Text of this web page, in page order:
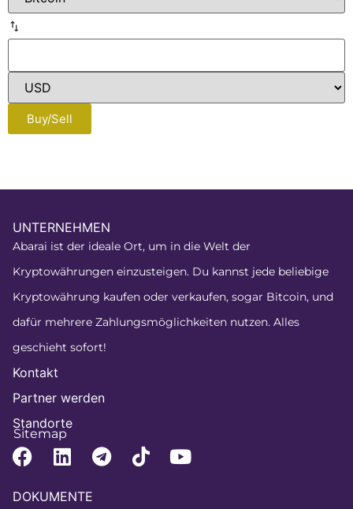
Buy/Sell
UNTERNEHMEN
Abarai ist der ideale Ort, um in die Welt der
Kryptowährungen einzusteigen. Du kannst jede beliebige
Kryptowährung kaufen oder verkaufen, sogar Bitcoin, und
dafür mehrere Zahlungsmöglichkeiten nutzen. Alles
geschieht sofort!
Kontakt
Partner werden
Standorte
Sitemap
DOKUMENTE